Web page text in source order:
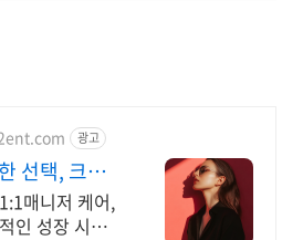
광고
선택, 크리
집매니저 케어,
인 성장 시스